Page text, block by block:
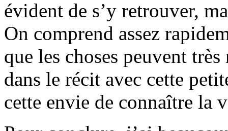
évident de s’y retrouver,
On comprend assez
que les choses peuvent
dans le récit avec cette
cette envie de connaître la